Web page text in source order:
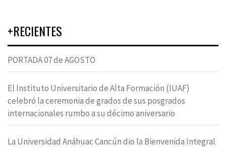
+RECIENTES
PORTADA 07 de AGOSTO
El Instituto Universitario de Alta Formación (IUAF)
celebró la ceremonia de grados de sus posgrados
internacionales rumbo a su décimo aniversario
La Universidad Anáhuac Cancún dio la Bienvenida Integral